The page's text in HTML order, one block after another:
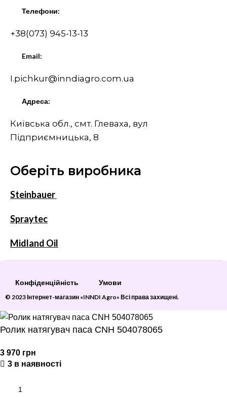
Телефони:
+38(073) 945-13-13
Email:
I.pichkur@inndiagro.com.ua
Адреса:
Київська обл., смт. Глеваха, вул
Підприємницька, 8
Оберіть виробника
Steinbauer
Spraytec
Midland Oil
Конфіденційність Умови
© 2023 Інтернет-магазин «INNDI Agro» Всі права захищені.
Ролик натягувач паса CNH 504078065
3 970 грн
3 в наявності